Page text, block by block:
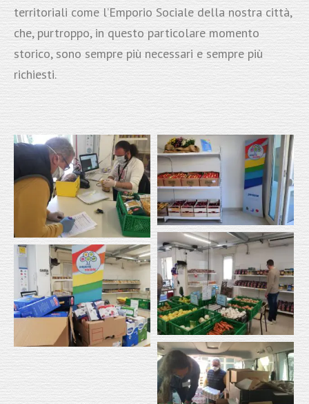
territoriali come l’Emporio Sociale della nostra città,
che, purtroppo, in questo particolare momento
storico, sono sempre più necessari e sempre più
richiesti.